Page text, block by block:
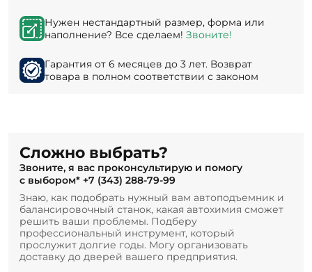
Нужен нестандартный размер, форма или
наполнение? Все сделаем! Звоните!
Гарантия от 6 месяцев до 3 лет. Возврат
товара в полном соответствии с законом
Сложно выбрать?
Звоните, я вас проконсультирую и помогу
с выбором* +7 (343) 288-79-99
Знаю, как подобрать нужный вам автоподъемник и
балансировочный станок, какая автохимия сможет
решить ваши проблемы. Подберу
профессиональный инструмент, который
прослужит долгие годы. Могу организовать
доставку до дверей вашего предприятия.